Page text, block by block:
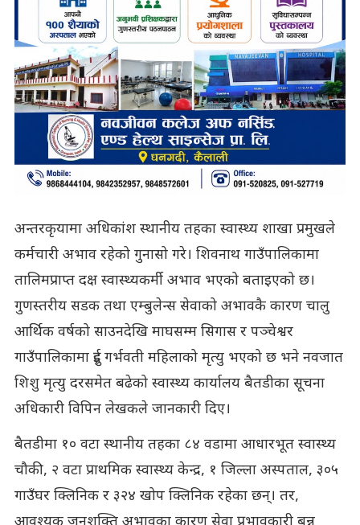
अन्तरकृयामा अधिकांश स्थानीय तहका स्वास्थ्य शाखा प्रमुखले
कर्मचारी अभाव रहेको गुनासो गरे। शिवनाथ गाउँपालिकामा
तालिमप्राप्त दक्ष स्वास्थ्यकर्मी अभाव भएको बताइएको छ।
गुणस्तरीय सडक तथा एम्बुलेन्स सेवाको अभावकै कारण चालु
आर्थिक वर्षको साउनदेखि माघसम्म सिगास र पञ्चेश्वर
गाउँपालिकामा दुई गर्भवती महिलाको मृत्यु भएको छ भने नवजात
शिशु मृत्यु दरसमेत बढेको स्वास्थ्य कार्यालय बैतडीका सूचना
अधिकारी विपिन लेखकले जानकारी दिए।
बैतडीमा १० वटा स्थानीय तहका ८४ वडामा आधारभूत स्वास्थ्य
चौकी, २ वटा प्राथमिक स्वास्थ्य केन्द्र, १ जिल्ला अस्पताल, ३०५
गाउँघर क्लिनिक र ३२४ खोप क्लिनिक रहेका छन्। तर,